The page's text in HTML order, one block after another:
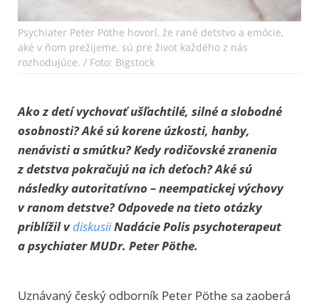
Psychiater Peter Pöthe hovorí, že rané detstvo a emócie,
aké v ňom prežijeme, sú pre život každého z nás
rozhodujúce. / Foto: Bigstock
Ako z detí vychovať ušľachtilé, silné a slobodné
osobnosti? Aké sú korene úzkosti, hanby,
nenávisti a smútku? Kedy rodičovské zranenia
z detstva pokračujú na ich deťoch? Aké sú
následky autoritatívno – neempatickej výchovy
v ranom detstve? Odpovede na tieto otázky
priblížil vdiskusiiNadácie Polis psychoterapeut
a psychiater MUDr. Peter Pöthe.
Uznávaný český odborník Peter Pöthe sa zaoberá